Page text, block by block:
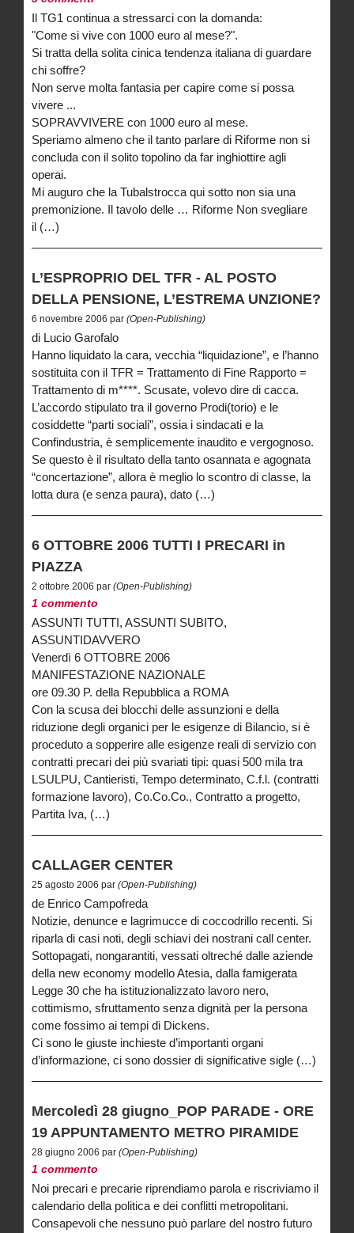
Il TG1 continua a stressarci con la domanda:
"Come si vive con 1000 euro al mese?".
Si tratta della solita cinica tendenza italiana di guardare
chi soffre?
Non serve molta fantasia per capire come si possa
vivere ...
SOPRAVVIVERE con 1000 euro al mese.
Speriamo almeno che il tanto parlare di Riforme non si
concluda con il solito topolino da far inghiottire agli
operai.
Mi auguro che la Tubalstrocca qui sotto non sia una
premonizione. Il tavolo delle … Riforme Non svegliare
il (…)
L’ESPROPRIO DEL TFR - AL POSTO
DELLA PENSIONE, L’ESTREMA UNZIONE?
6 novembre 2006 par (Open-Publishing)
di Lucio Garofalo
Hanno liquidato la cara, vecchia “liquidazione”, e l’hanno
sostituita con il TFR = Trattamento di Fine Rapporto =
Trattamento di m****. Scusate, volevo dire di cacca.
L’accordo stipulato tra il governo Prodi(torio) e le
cosiddette “parti sociali”, ossia i sindacati e la
Confindustria, è semplicemente inaudito e vergognoso.
Se questo è il risultato della tanto osannata e agognata
“concertazione”, allora è meglio lo scontro di classe, la
lotta dura (e senza paura), dato (…)
6 OTTOBRE 2006 TUTTI I PRECARI in
PIAZZA
2 ottobre 2006 par (Open-Publishing)
1 commento
ASSUNTI TUTTI, ASSUNTI SUBITO,
ASSUNTIDAVVERO
Venerdì 6 OTTOBRE 2006
MANIFESTAZIONE NAZIONALE
ore 09.30 P. della Repubblica a ROMA
Con la scusa dei blocchi delle assunzioni e della
riduzione degli organici per le esigenze di Bilancio, si è
proceduto a sopperire alle esigenze reali di servizio con
contratti precari dei più svariati tipi: quasi 500 mila tra
LSULPU, Cantieristi, Tempo determinato, C.f.l. (contratti
formazione lavoro), Co.Co.Co., Contratto a progetto,
Partita Iva, (…)
CALLAGER CENTER
25 agosto 2006 par (Open-Publishing)
de Enrico Campofreda
Notizie, denunce e lagrimucce di coccodrillo recenti. Si
riparla di casi noti, degli schiavi dei nostrani call center.
Sottopagati, nongarantiti, vessati oltreché dalle aziende
della new economy modello Atesia, dalla famigerata
Legge 30 che ha istituzionalizzato lavoro nero,
cottimismo, sfruttamento senza dignità per la persona
come fossimo ai tempi di Dickens.
Ci sono le giuste inchieste d’importanti organi
d’informazione, ci sono dossier di significative sigle (…)
Mercoledì 28 giugno_POP PARADE - ORE
19 APPUNTAMENTO METRO PIRAMIDE
28 giugno 2006 par (Open-Publishing)
1 commento
Noi precari e precarie riprendiamo parola e riscriviamo il
calendario della politica e dei conflitti metropolitani.
Consapevoli che nessuno può parlare del nostro futuro